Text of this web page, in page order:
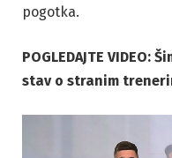
pogotka.
POGLEDAJTE VIDEO:
stav o stranim